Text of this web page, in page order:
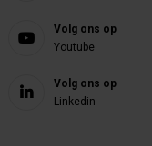
Volg ons op
Youtube
Volg ons op
Linkedin